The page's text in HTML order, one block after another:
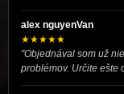
alex nguyenVan
★★★★★
"Objednával som už
problémov. Určite ešte